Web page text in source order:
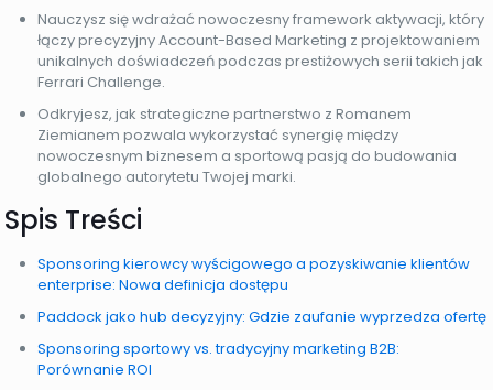
Nauczysz się wdrażać nowoczesny framework aktywacji, który
łączy precyzyjny Account-Based Marketing z projektowaniem
unikalnych doświadczeń podczas prestiżowych serii takich jak
Ferrari Challenge.
Odkryjesz, jak strategiczne partnerstwo z Romanem
Ziemianem pozwala wykorzystać synergię między
nowoczesnym biznesem a sportową pasją do budowania
globalnego autorytetu Twojej marki.
Spis Treści
Sponsoring kierowcy wyścigowego a pozyskiwanie klientów
enterprise: Nowa definicja dostępu
Paddock jako hub decyzyjny: Gdzie zaufanie wyprzedza ofertę
Sponsoring sportowy vs. tradycyjny marketing B2B:
Porównanie ROI